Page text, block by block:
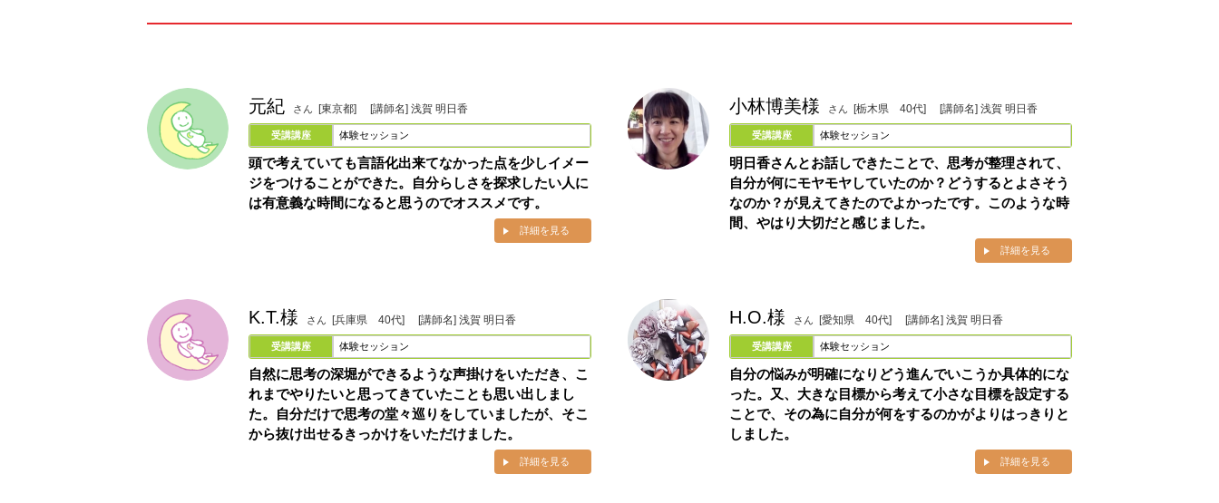
元紀 さん [東京都] [講師名] 浅賀 明日香
受講講座 体験セッション
頭で考えていても言語化出来てなかった点を少しイメー
ジをつけることができた。自分らしさを探求したい人に
は有意義な時間になると思うのでオススメです。
詳細を見る
小林博美様 さん [栃木県 40代] [講師名] 浅賀 明日香
受講講座 体験セッション
明日香さんとお話しできたことで、思考が整理されて、
自分が何にモヤモヤしていたのか？どうするとよさそう
なのか？が見えてきたのでよかったです。このような時
間、やはり大切だと感じました。
詳細を見る
K.T.様 さん [兵庫県 40代] [講師名] 浅賀 明日香
受講講座 体験セッション
自然に思考の深堀ができるような声掛けをいただき、こ
れまでやりたいと思ってきていたことも思い出しまし
た。自分だけで思考の堂々巡りをしていましたが、そこ
から抜け出せるきっかけをいただけました。
詳細を見る
H.O.様 さん [愛知県 40代] [講師名] 浅賀 明日香
受講講座 体験セッション
自分の悩みが明確になりどう進んでいこうか具体的にな
った。又、大きな目標から考えて小さな目標を設定する
ことで、その為に自分が何をするのかがよりはっきりと
しました。
詳細を見る